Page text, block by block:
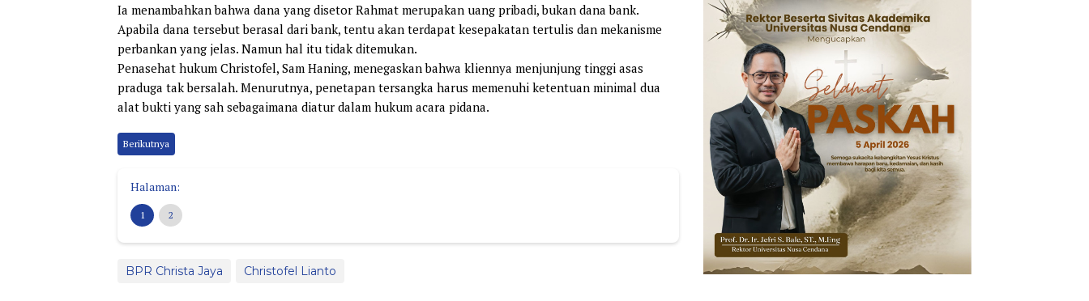
Ia menambahkan bahwa dana yang disetor Rahmat merupakan uang pribadi, bukan dana bank.
Apabila dana tersebut berasal dari bank, tentu akan terdapat kesepakatan tertulis dan mekanisme
perbankan yang jelas. Namun hal itu tidak ditemukan.
Penasehat hukum Christofel, Sam Haning, menegaskan bahwa kliennya menjunjung tinggi asas
praduga tak bersalah. Menurutnya, penetapan tersangka harus memenuhi ketentuan minimal dua
alat bukti yang sah sebagaimana diatur dalam hukum acara pidana.
Berikutnya
Halaman:
1 2
BPR Christa Jaya Christofel Lianto